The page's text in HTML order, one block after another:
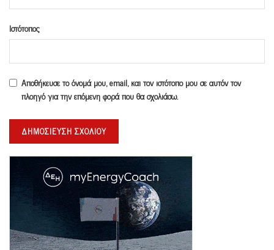
Ιστότοπος
Αποθήκευσε το όνομά μου, email, και τον ιστότοπο μου σε αυτόν τον
πλοηγό για την επόμενη φορά που θα σχολιάσω.